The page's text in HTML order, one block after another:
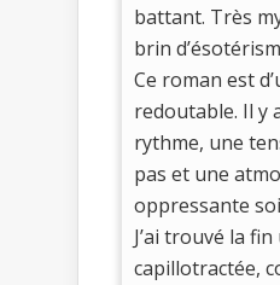
battant. Très
brin
Ce roman est
redoutable. Il y
rythme, une
pas et une
oppressante
J’ai trouvé la
capillotractée,